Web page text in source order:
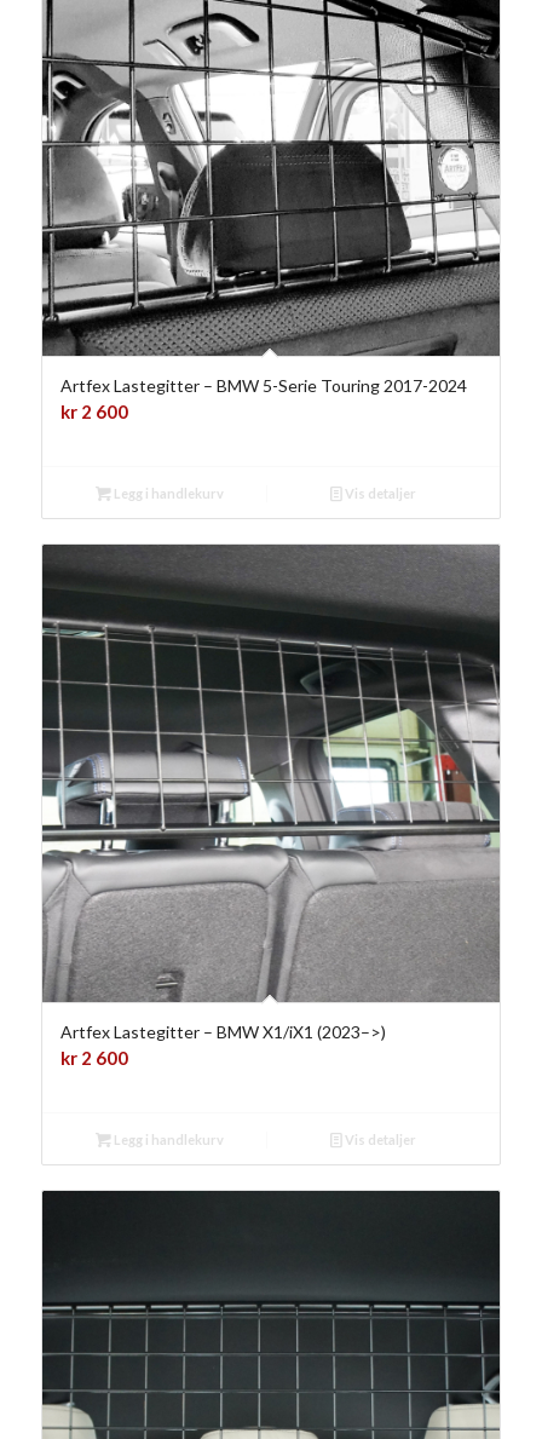
Artfex Lastegitter – BMW 5-Serie Touring 2017-2024
kr2 600
Legg i handlekurv Vis detaljer
Artfex Lastegitter – BMW X1/iX1 (2023–>)
kr2 600
Legg i handlekurv Vis detaljer